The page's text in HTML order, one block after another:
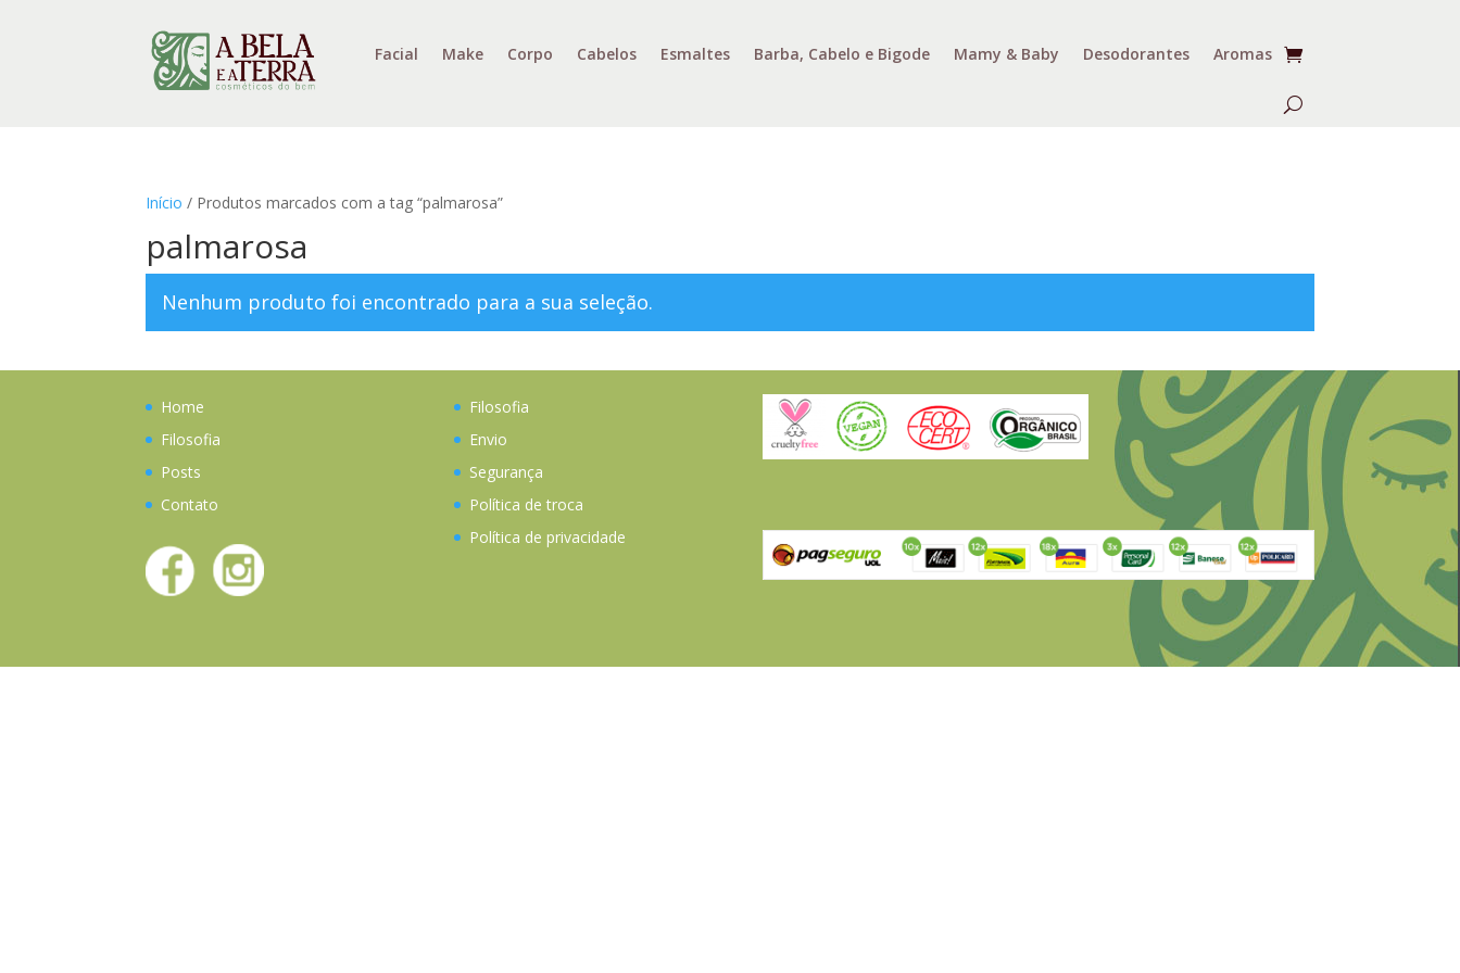
Facial Make Corpo Cabelos Esmaltes Barba, Cabelo e Bigode Mamy & Baby Desodorantes Aromas
Início / Produtos marcados com a tag “palmarosa”
palmarosa
Nenhum produto foi encontrado para a sua seleção.
Home
Filosofia
Posts
Contato
Filosofia
Envio
Segurança
Política de troca
Política de privacidade